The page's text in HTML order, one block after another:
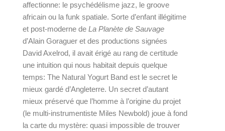
affectionne: le psychédélisme jazz, le groove
africain ou la funk spatiale. Sorte d’enfant illégitime
et post-moderne de
La Planète de Sauvage
d’Alain Goraguer et des productions signées
David Axelrod, il avait érigé au rang de certitude
une intuition qui nous habitait depuis quelque
temps: The Natural Yogurt Band est le secret le
mieux gardé d’Angleterre. Un secret d’autant
mieux préservé que l’homme à l’origine du projet
(le multi-instrumentiste Miles Newbold) joue à fond
la carte du mystère: quasi impossible de trouver